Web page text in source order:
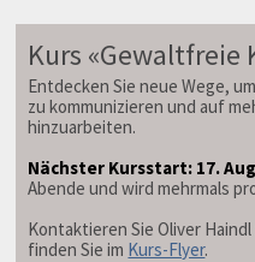
Kurs
Entdecken Sie neue Wege,
zu kommunizieren und auf
hinzuarbeiten.
Nächster Kursstart: 17.
Abende und wird mehrmals
Kontaktieren Sie Oliver
finden Sie im Kurs-Flyer.